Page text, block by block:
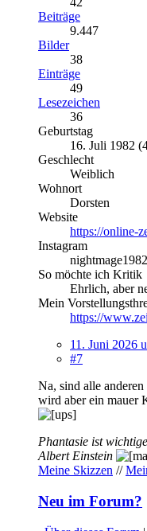
Beiträge
9.447
Bilder
38
Einträge
49
Lesezeichen
36
Geburtstag
16. Juli 1982
Geschlecht
Weiblich
Wohnort
Dorsten
Website
https://online-
Instagram
nightmage1982
So möchte ich Kritik
Ehrlich, aber
Mein
https://
11. Juni 2026
#7
Na, sind alle
wird aber ein mauer
Phantasie ist
Albert Einstein
Meine Skizzen //
Neu im Forum?